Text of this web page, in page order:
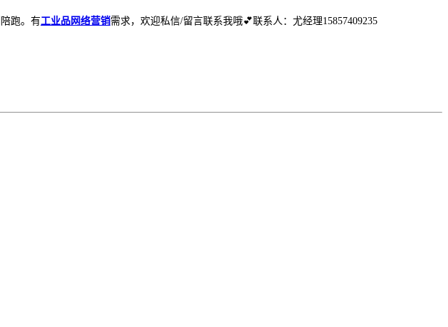
跑。有工业品网络营销需求，欢迎私信/留言联系我哦💕联系人：尤经理15857409235